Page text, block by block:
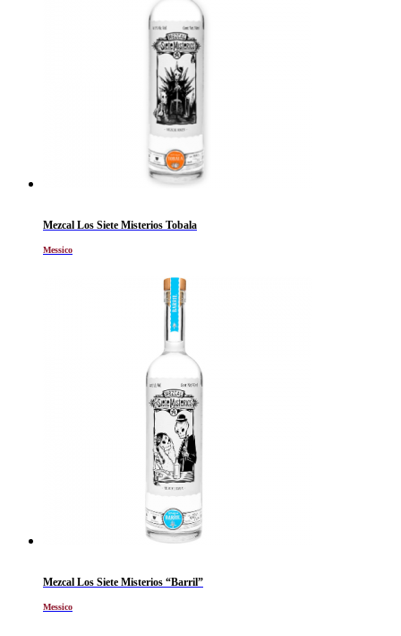
Mezcal Los Siete Misterios Tobala
Messico
Mezcal Los Siete Misterios “Barril”
Messico